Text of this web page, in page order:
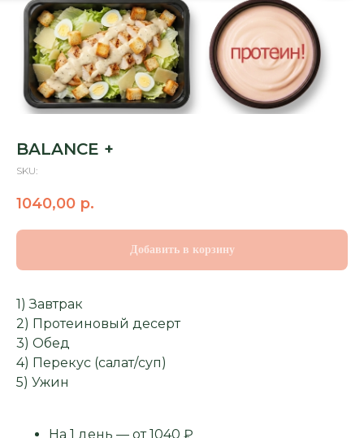
BALANCE +
SKU:
1040,00 р.
Добавить в корзину
1) Завтрак
2) Протеиновый десерт
3) Обед
4) Перекус (салат/суп)
5) Ужин
На 1 день — от 1040 ₽